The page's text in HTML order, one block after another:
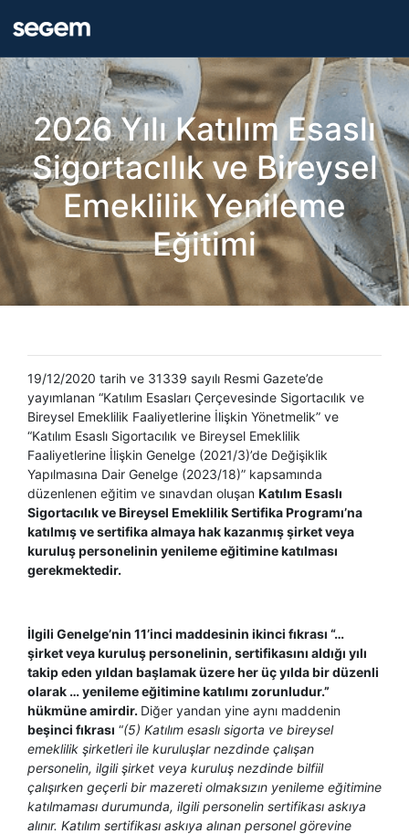
2026 Yılı Katılım Esaslı
Sigortacılık ve Bireysel
Emeklilik Yenileme
Eğitimi
19/12/2020 tarih ve 31339 sayılı Resmi Gazete’de
yayımlanan “Katılım Esasları Çerçevesinde Sigortacılık ve
Bireysel Emeklilik Faaliyetlerine İlişkin Yönetmelik” ve
“Katılım Esaslı Sigortacılık ve Bireysel Emeklilik
Faaliyetlerine İlişkin Genelge (2021/3)’de Değişiklik
Yapılmasına Dair Genelge (2023/18)” kapsamında
düzenlenen eğitim ve sınavdan oluşan Katılım Esaslı
Sigortacılık ve Bireysel Emeklilik Sertifika Programı’na
katılmış ve sertifika almaya hak kazanmış şirket veya
kuruluş personelinin yenileme eğitimine katılması
gerekmektedir.
İlgili Genelge’nin 11’inci maddesinin ikinci fıkrası “…
şirket veya kuruluş personelinin, sertifikasını aldığı yılı
takip eden yıldan başlamak üzere her üç yılda bir düzenli
olarak … yenileme eğitimine katılımı zorunludur.”
hükmüne amirdir. Diğer yandan yine aynı maddenin
beşinci fıkrası “(5) Katılım esaslı sigorta ve bireysel
emeklilik şirketleri ile kuruluşlar nezdinde çalışan
personelin, ilgili şirket veya kuruluş nezdinde bilfiil
çalışırken geçerli bir mazereti olmaksızın yenileme eğitimine
katılmaması durumunda, ilgili personelin sertifikası askıya
alınır. Katılım sertifikası askıya alınan personel görevine